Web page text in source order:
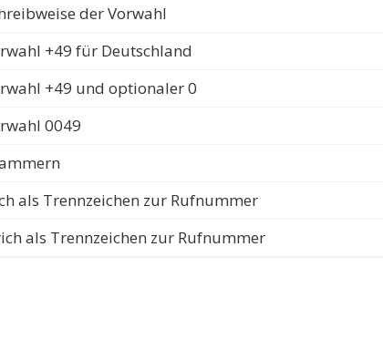
der Vorwahl
+49 für Deutschland
+49 und optionaler 0
0049
als Trennzeichen zur Rufnummer
als Trennzeichen zur Rufnummer